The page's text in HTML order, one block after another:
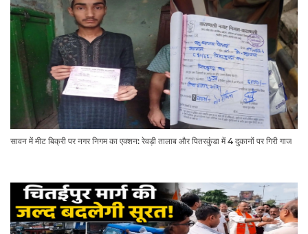
सावन में मीट बिक्री पर नगर निगम का एक्शन: रेवड़ी तालाब और पितरकुंडा में 4 दुकानों पर गिरी गाज